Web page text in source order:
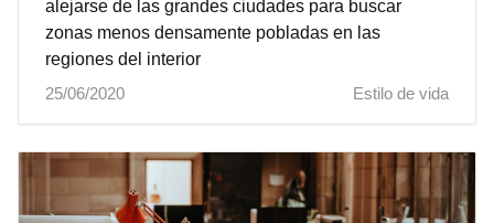
alejarse de las grandes ciudades para buscar
zonas menos densamente pobladas en las
regiones del interior
25/06/2020
Estilo de vida